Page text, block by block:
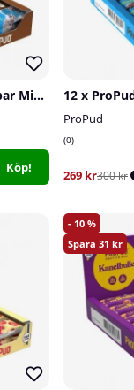
12 x ProPud Proteinbar Mixlåda, 55 g
Köp!
ProPud
0
269 kr300 kr
10
31